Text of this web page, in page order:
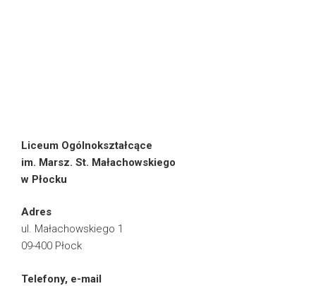
Liceum Ogólnokształcące
im. Marsz. St. Małachowskiego
w Płocku
Adres
ul. Małachowskiego 1
09-400 Płock
Telefony, e-mail